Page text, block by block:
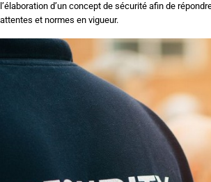
l’élaboration d’un concept de sécurité afin de
attentes et normes en vigueur.